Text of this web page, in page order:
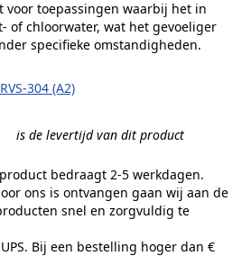
voor toepassingen waarbij het in
of chloorwater, wat het gevoeliger
specifieke omstandigheden.
304 (A2)
is de levertijd van dit product
bedraagt 2-5 werkdagen.
ons is ontvangen gaan wij aan de
snel en zorgvuldig te
Bij een bestelling hoger dan €